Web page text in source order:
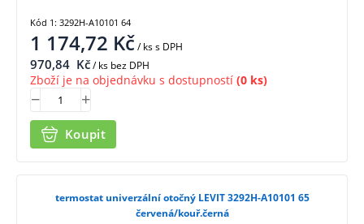
1 174,72 Kč/ kss DPH
970,84 Kč/ ks bez DPH
Zboží je na objednávku s dostupností (0 ks)
Koupit
Kód 1: 3292H-A10101 64
termostat univerzální otočný LEVIT 3292H-A10101 65
červená/kouř.černá